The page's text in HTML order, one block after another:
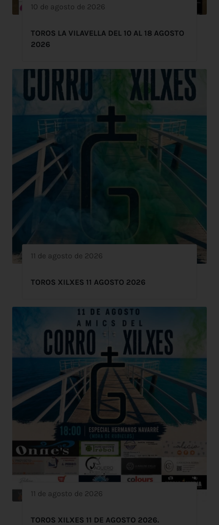
10 de agosto de 2026
TOROS LA VILAVELLA DEL 10 AL 18 AGOSTO
2026
11 de agosto de 2026
TOROS XILXES 11 AGOSTO 2026
11 de agosto de 2026
TOROS XILXES 11 DE AGOSTO 2026.